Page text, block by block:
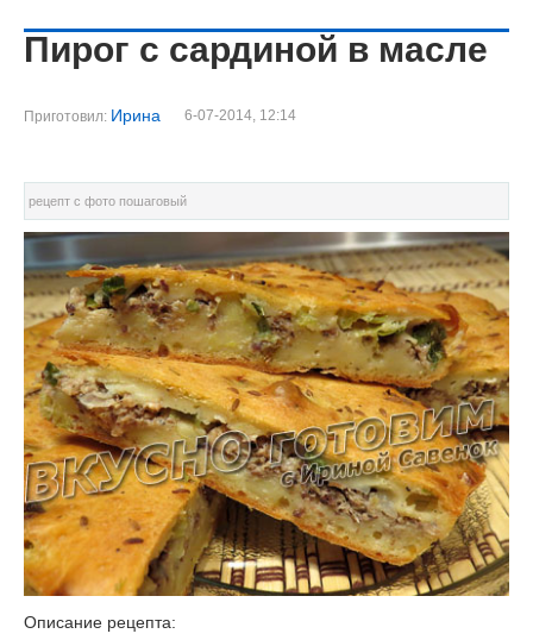
Пирог с сардиной в масле
Приготовил: Ирина 6-07-2014, 12:14
рецепт с фото пошаговый
Описание рецепта: